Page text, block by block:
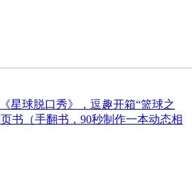
星球脱口秀》，逗趣开箱“篮球之
书（手翻书，90秒制作一本动态相